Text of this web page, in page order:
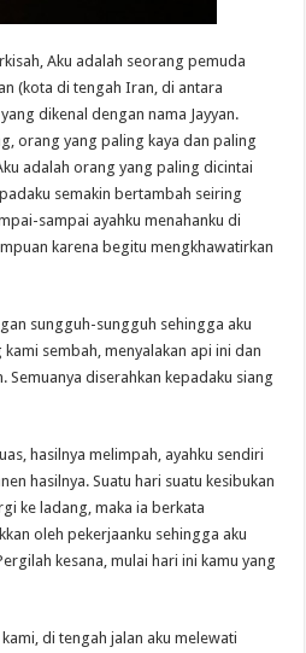
Aku adalah seorang pemuda
(kota di tengah Iran, di antara
dikenal dengan nama Jayyan.
orang yang paling kaya dan paling
adalah orang yang paling dicintai
semakin bertambah seiring
sampai ayahku menahanku di
karena begitu mengkhawatirkan
sungguh-sungguh sehingga aku
sembah, menyalakan api ini dan
Semuanya diserahkan kepadaku siang
hasilnya melimpah, ayahku sendiri
hasilnya. Suatu hari suatu kesibukan
ke ladang, maka ia berkata
oleh pekerjaanku sehingga aku
kesana, mulai hari ini kamu yang
di tengah jalan aku melewati